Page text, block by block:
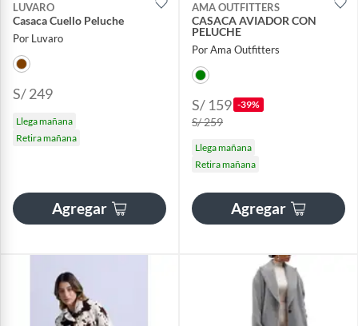
LUVARO
Casaca Cuello Peluche
Por Luvaro
S/ 249
Llega mañana
Retira mañana
Agregar
AMA OUTFITTERS
CASACA AVIADOR CON
PELUCHE
Por Ama Outfitters
S/ 159 -39%
S/ 259
Llega mañana
Retira mañana
Agregar